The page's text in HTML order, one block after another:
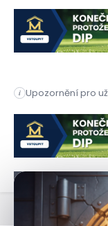
i Upozornění pro
Nízkonákladová